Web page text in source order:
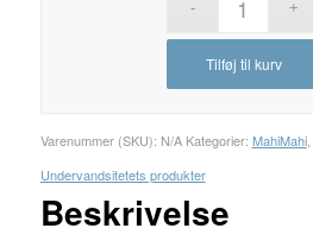
Tilføj til kurv
Varenummer (SKU): N/A Kategorier: MahiMahi,
Undervandsitetets produkter
Beskrivelse